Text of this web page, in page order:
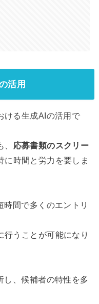
活用
ける生成AIの活用で
応募書類のスクリー
に時間と労力を要しま
時間で多くのエントリ
行うことが可能になり
し、候補者の特性を多